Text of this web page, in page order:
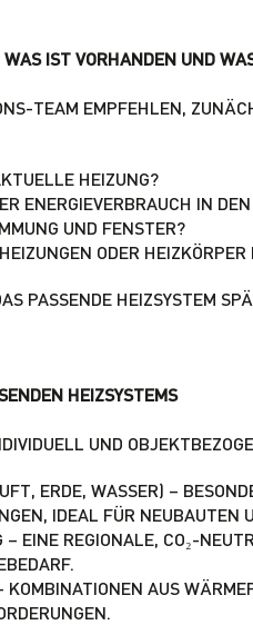
IST VORHANDEN UND
TEAM EMPFEHLEN,
HEIZUNG?
ENERGIEVERBRAUCH IN
UND FENSTER?
ODER HEIZKÖRPER
PASSENDE HEIZSYSTEM
HEIZSYSTEMS
UND
ERDE, WASSER) –
IDEAL FÜR NEUBAUTEN
EINE REGIONALE, CO₂-
KOMBINATIONEN AUS